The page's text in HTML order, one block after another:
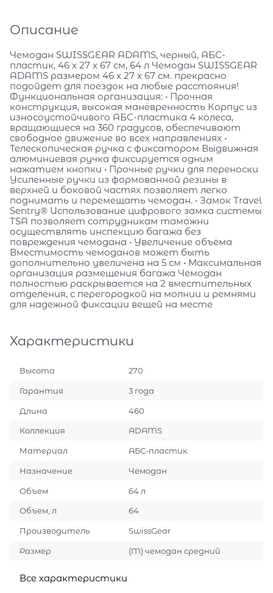
Описание
Чемодан SWISSGEAR ADAMS, черный, АБС-
пластик, 46 x 27 x 67 см, 64 л Чемодан SWISSGEAR
ADAMS размером 46 x 27 x 67 см. прекрасно
подойдет для поездок на любые расстояния!
Функциональная организация: • Прочная
конструкция, высокая манёвренность Корпус из
износоустойчивого АБС-пластика 4 колеса,
вращающиеся на 360 градусов, обеспечивают
свободное движение во всех направлениях •
Телескопическая ручка с фиксатором Выдвижная
алюминиевая ручка фиксируется одним
нажатием кнопки • Прочные ручки для переноски
Усиленные ручки из формованной резины в
верхней и боковой частях позволяет легко
поднимать и перемещать чемодан. • Замок Travel
Sentry® Использование цифрового замка системы
TSA позволяет сотрудникам таможни
осуществлять инспекцию багажа без
повреждения чемодана • Увеличение объёма
Вместимость чемоданов может быть
дополнительно увеличена на 5 см • Максимальная
организация размещения багажа Чемодан
полностью раскрывается на 2 вместительных
отделения, с перегородкой на молнии и ремнями
для надежной фиксации вещей на месте
Характеристики
Высота 270
Гарантия 3 года
Длина 460
Коллекция ADAMS
Материал АБС-пластик
Назначение Чемодан
Объем 64 л
Объем, л 64
Производитель SwissGear
Размер (M) чемодан средний
Все характеристики